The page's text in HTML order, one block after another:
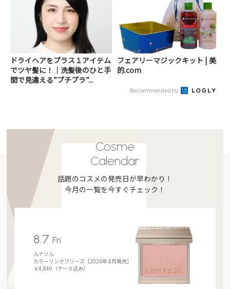
ドライヘアをプラス１アイテム
でツヤ髪に！｜洗髪後のひと手
間で見違える”プチプラ”...
フェアリーマジックキット | 美
的.com
Recommended by
Cosme
Calendar
話題のコスメの発売日が早わかり！
今月の一覧を今すぐチェック！
8.7Fri
ルナソル
カラーリングブリーズ［2026年 8月発売］
￥4,840（ケース込み）